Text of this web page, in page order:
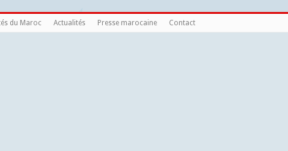
du Maroc Actualités Presse marocaine Contact